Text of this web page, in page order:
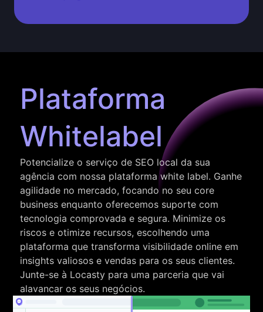
Plataforma
Whitelabel
Potencialize o serviço de SEO local da sua
agência com nossa plataforma white label. Ganhe
agilidade no mercado, focando no seu core
business enquanto oferecemos suporte com
tecnologia comprovada e segura. Minimize os
riscos e otimize recursos, escolhendo uma
plataforma que transforma visibilidade online em
insights valiosos e vendas para os seus clientes.
Junte-se à Locasty para uma parceria que vai
alavancar os seus negócios.